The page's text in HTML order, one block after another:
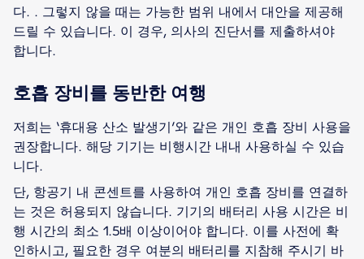
다. . 그렇지 않을 때는 가능한 범위 내에서 대안을 제공해
드릴 수 있습니다. 이 경우, 의사의 진단서를 제출하셔야
합니다.
호흡 장비를 동반한 여행
저희는 ‘휴대용 산소 발생기’와 같은 개인 호흡 장비 사용을
권장합니다. 해당 기기는 비행시간 내내 사용하실 수 있습
니다.
단, 항공기 내 콘센트를 사용하여 개인 호흡 장비를 연결하
는 것은 허용되지 않습니다. 기기의 배터리 사용 시간은 비
행 시간의 최소 1.5배 이상이어야 합니다. 이를 사전에 확
인하시고, 필요한 경우 여분의 배터리를 지참해 주시기 바